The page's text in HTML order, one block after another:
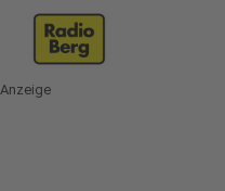
Anzeige